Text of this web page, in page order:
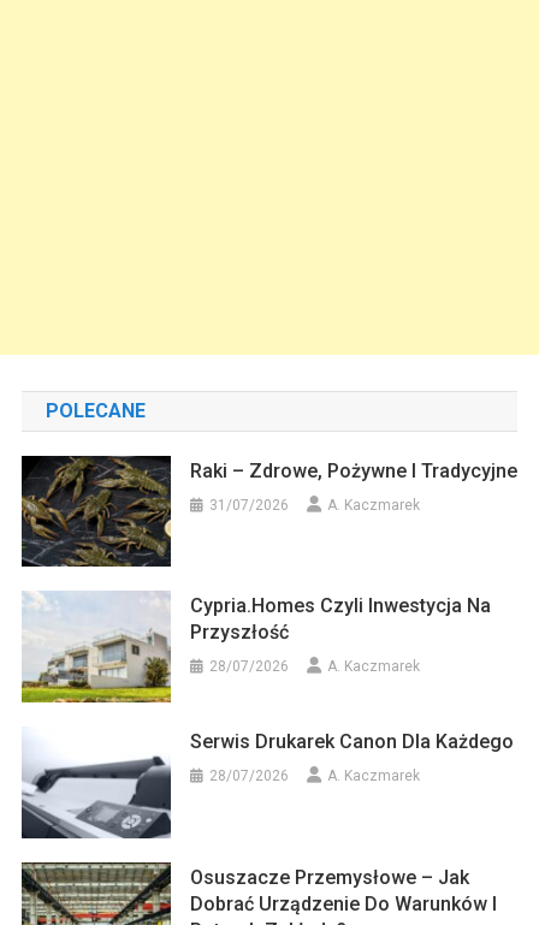
POLECANE
Raki – Zdrowe, Pożywne I Tradycyjne
31/07/2026 A. Kaczmarek
Cypria.homes Czyli Inwestycja Na
Przyszłość
28/07/2026 A. Kaczmarek
Serwis Drukarek Canon Dla Każdego
28/07/2026 A. Kaczmarek
Osuszacze Przemysłowe – Jak
Dobrać Urządzenie Do Warunków I